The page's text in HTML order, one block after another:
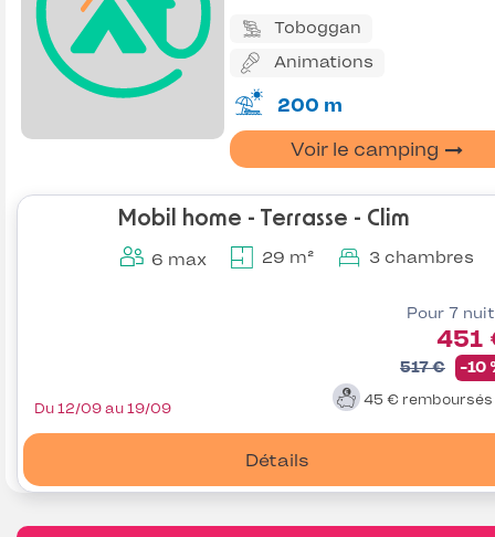
Toboggan
Animations
200 m
Voir le camping
Mobil home - Terrasse - Clim
6 max 29 m² 3 chambres
Pour 7
451
517 € -10
45 € remboursés
Détails
Du 12/09 au 19/09